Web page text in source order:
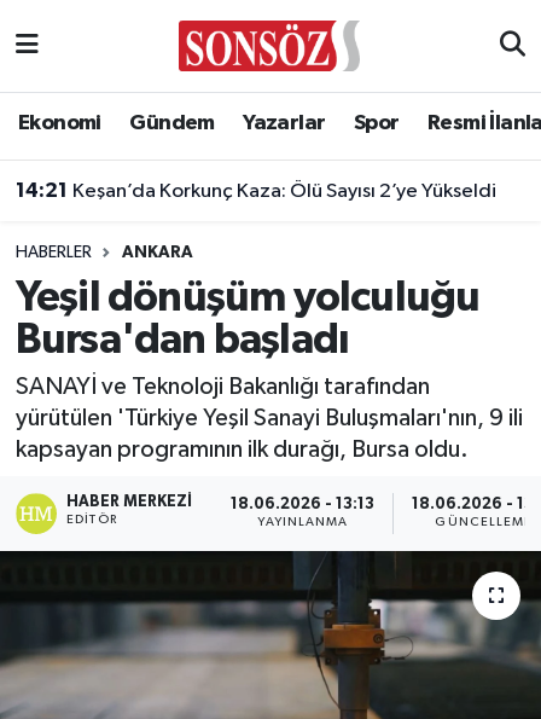
Ekonomi Gündem Yazarlar Spor Resmi
14:21 Keşan’da Korkunç Kaza: Ölü Sayısı 2’ye Yükseldi
HABERLER ANKARA
Yeşil dönüşüm yolculuğu
Bursa'dan başladı
SANAYİ ve Teknoloji Bakanlığı tarafından
yürütülen 'Türkiye Yeşil Sanayi Buluşmaları'nın, 9 ili
kapsayan programının ilk durağı, Bursa oldu.
HABER MERKEZI
EDITÖR
18.06.2026 - 13:13
YAYINLANMA
18.06.2026 -
GÜNCELLEME
Asayiş
Biyografi
Çevre
Diğer
Dünya
Eğitim
Eleman
Emlak
Ankara Nöbetçi Eczaneler
Ankara Trafik Yoğunluk Haritası
Süper Lig Puan Durumu ve Fikstür
Tüm Manşetler
Son Dakika Haberleri
Haber Arşivi